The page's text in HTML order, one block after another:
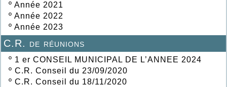
º Année 2021
º Année 2022
º Année 2023
C.R. de réunions
º 1 er CONSEIL MUNICIPAL DE L’ANNEE 2024
º C.R. Conseil du 23/09/2020
º C.R. Conseil du 18/11/2020